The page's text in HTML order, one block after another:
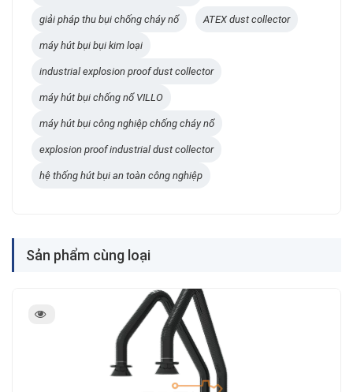
giải pháp thu bụi chống cháy nổ ATEX dust collector
máy hút bụi bụi kim loại
industrial explosion proof dust collector
máy hút bụi chống nổ VILLO
máy hút bụi công nghiệp chống cháy nổ
explosion proof industrial dust collector
hệ thống hút bụi an toàn công nghiệp
Sản phẩm cùng loại